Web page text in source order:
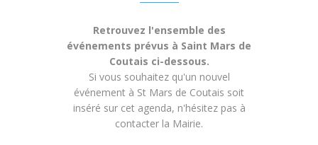
Retrouvez l'ensemble des
événements prévus à Saint Mars de
Coutais ci-dessous.
Si vous souhaitez qu'un nouvel
événement à St Mars de Coutais soit
inséré sur cet agenda, n'hésitez pas à
contacter la Mairie.